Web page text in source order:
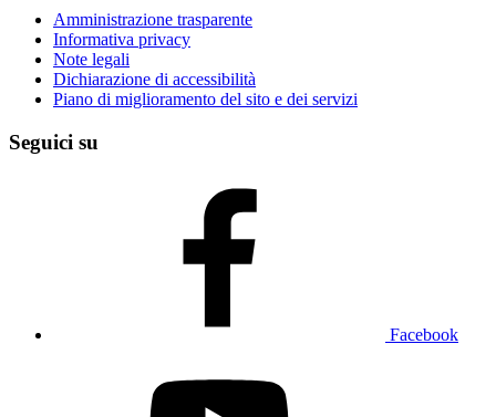
Amministrazione trasparente
Informativa privacy
Note legali
Dichiarazione di accessibilità
Piano di miglioramento del sito e dei servizi
Seguici su
Facebook